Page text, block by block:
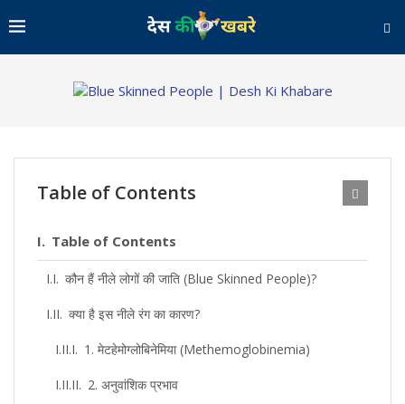
Table of Contents
Table of Contents
कौन हैं नीले लोगों की जाति (Blue Skinned People)?
क्या है इस नीले रंग का कारण?
1. मेटहेमोग्लोबिनेमिया (Methemoglobinemia)
2. अनुवांशिक प्रभाव